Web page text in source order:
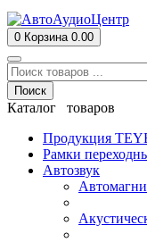
0 Корзина 0.00
Поиск
Каталог товаров
Продукция
Рамки
Автозвук